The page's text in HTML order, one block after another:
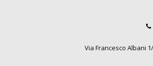
Via Francesco Albani 1/